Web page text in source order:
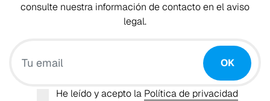
consulte nuestra información de contacto en el aviso
legal.
OK
He leído y acepto la Política de privacidad